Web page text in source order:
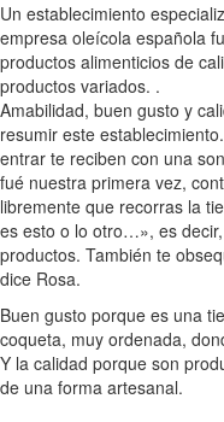
Un establecimiento
empresa oleícola española
productos alimenticios de
productos variados. .
Amabilidad, buen gusto y
resumir este
entrar te reciben con una
fué nuestra primera vez,
libremente que recorras la
es esto o lo otro…», es
productos. También te
dice Rosa.
Buen gusto porque es una
coqueta, muy ordenada,
Y la calidad porque son
de una forma artesanal.